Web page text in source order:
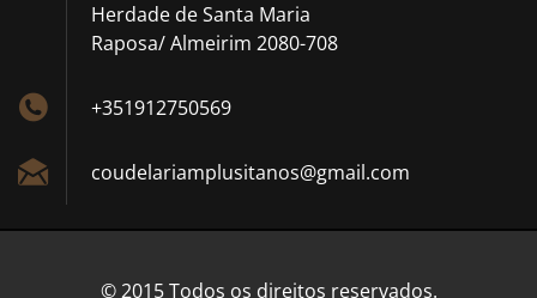
Herdade de Santa Maria
Raposa/ Almeirim 2080-708
+351912750569
coudelariamplusitanos@gmail.com
© 2015 Todos os direitos reservados.